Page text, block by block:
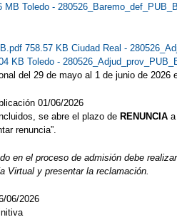
MB Toledo -
758.57 KB Ciudad Real -
KB Toledo -
del 29 de mayo al 1 de junio de 2026
01/06/2026
se abre el plazo de RENUNCIA
renuncia”.
en el proceso de admisión debe
Virtual y presentar la reclamación.
06/2026